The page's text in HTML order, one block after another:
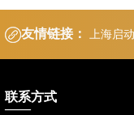
友情链接： 上海启
联系方式